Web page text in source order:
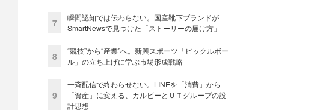
7
瞬間認知では伝わらない。国産靴下ブランドが
SmartNewsで見つけた「ストーリーの届け方」
8
“競技”から“産業”へ。新興スポーツ「ピックルボー
ル」の立ち上げに学ぶ市場形成戦略
9
一斉配信で終わらせない。LINEを「消費」から
「資産」に変える、カルビーとＵＴグループの設
計思想